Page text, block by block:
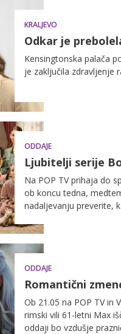
KRALJEVO
Odkar je
Kensingtonska palača
je zaključila zdravljenje
ODDAJE
Ljubitelji serije
Na POP TV prihaja do
ob koncu tedna,
nadaljevanju preverite,
ODDAJE
Romantični
Ob 21.05 na POP TV in
rimski vili 61-letni Max
oddaji bo vzdušje